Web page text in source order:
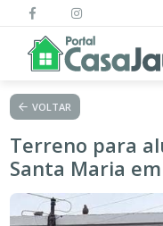
VOLTAR
Terreno para
Santa Maria em